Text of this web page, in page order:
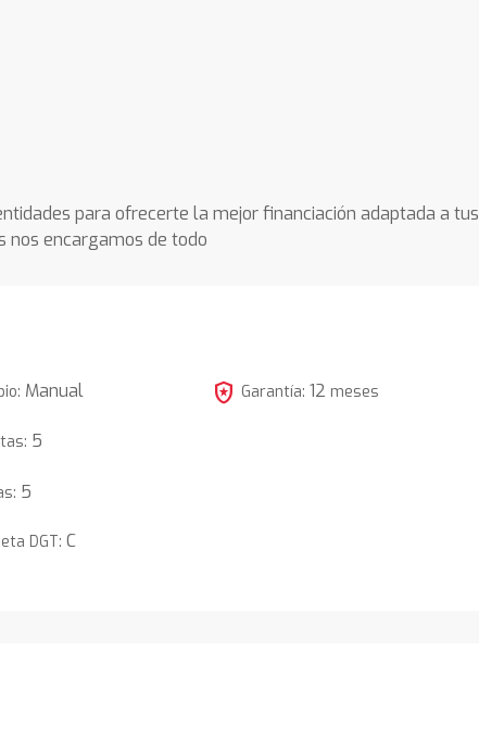
para ofrecerte la mejor financiación adaptada a tus
nos encargamos de todo
Manual
5
5
DGT:C
local_police Garantía: 12 meses